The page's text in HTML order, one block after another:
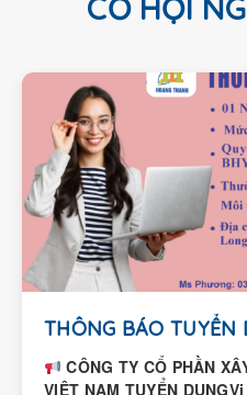
THÔNG BÁO TUYỂN
CÔNG TY CỔ PHẦN
VIỆT NAM TUYỂN
chính – Nhân...